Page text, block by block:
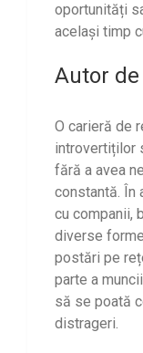
oportunități
același timp
Autor
O carieră de
introvertiților
fără a avea
constantă. În
cu companii,
diverse
postări pe
parte a
să se poată
distrageri.